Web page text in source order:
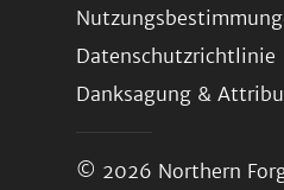
Datenschutzrichtlinie
Danksagung &
© 2026 Northern